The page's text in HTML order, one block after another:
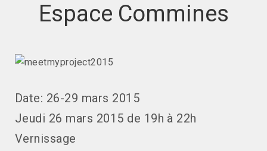
Espace Commines
Date: 26-29 mars 2015
Jeudi 26 mars 2015 de 19h à 22h
Vernissage